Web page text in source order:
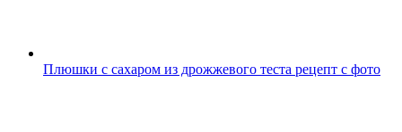
Плюшки с сахаром из дрожжевого теста рецепт с фото